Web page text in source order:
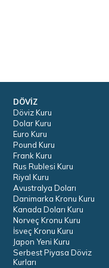
DÖVİZ
Döviz Kuru
Dolar Kuru
Euro Kuru
Pound Kuru
Frank Kuru
Rus Rublesi Kuru
Riyal Kuru
Avustralya Doları
Danimarka Kronu Kuru
Kanada Doları Kuru
Norveç Kronu Kuru
İsveç Kronu Kuru
Japon Yeni Kuru
Serbest Piyasa Döviz
Kurları